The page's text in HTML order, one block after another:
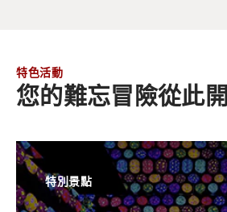
特色活動
您的難忘冒險從此
特別景點